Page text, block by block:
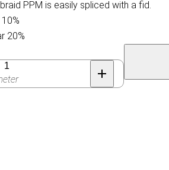
PPM is easily spliced with a fid.
20%